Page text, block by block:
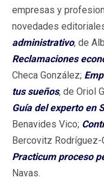
empresas y
novedades
administrativo, de
Reclamaciones
Checa González;
tus sueños, de Oriol
Guía del experto en
Benavides Vico;
Bercovitz Rodríguez-
Practicum proceso
Navas.